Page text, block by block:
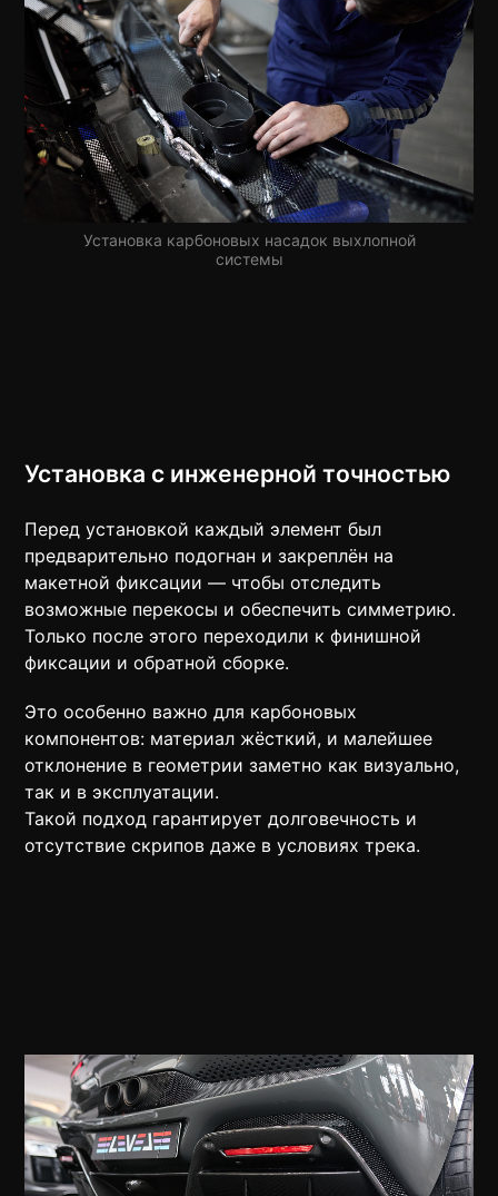
Установка карбоновых насадок выхлопной
системы
Установка с инженерной точностью
Перед установкой каждый элемент был
предварительно подогнан и закреплён на
макетной фиксации — чтобы отследить
возможные перекосы и обеспечить симметрию.
Только после этого переходили к финишной
фиксации и обратной сборке.
Это особенно важно для карбоновых
компонентов: материал жёсткий, и малейшее
отклонение в геометрии заметно как визуально,
так и в эксплуатации.
Такой подход гарантирует долговечность и
отсутствие скрипов даже в условиях трека.